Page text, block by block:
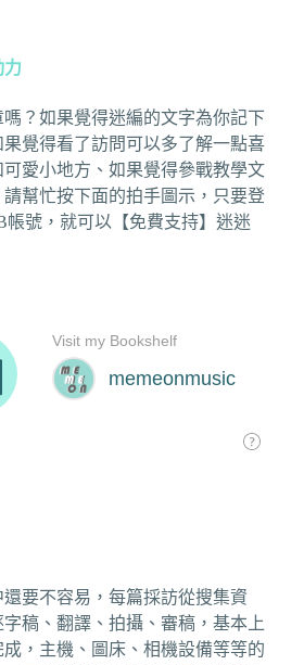
力
？如果覺得迷編的文字為你記下
覺得看了訪問可以多了解一點喜
愛小地方、如果覺得參戰教學文
幫忙按下面的拍手圖示，只要登
帳號，就可以【免費支持】迷迷
要不容易，每篇採訪從搜集資
稿、翻譯、拍攝、審稿，基本上
，主機、圖床、相機設備等等的